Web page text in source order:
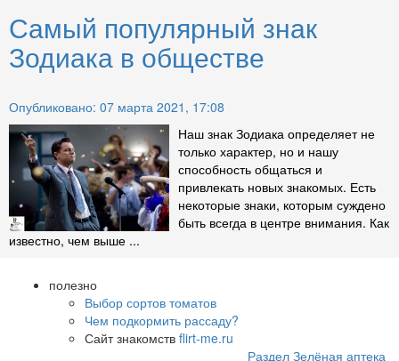
Самый популярный знак
Зодиака в обществе
Опубликовано: 07 марта 2021, 17:08
Наш знак Зодиака определяет не
только характер, но и нашу
способность общаться и
привлекать новых знакомых. Есть
некоторые знаки, которым суждено
быть всегда в центре внимания. Как
известно, чем выше ...
полезно
Выбор сортов томатов
Чем подкормить рассаду?
Сайт знакомств flirt-me.ru
Раздел Зелёная аптека